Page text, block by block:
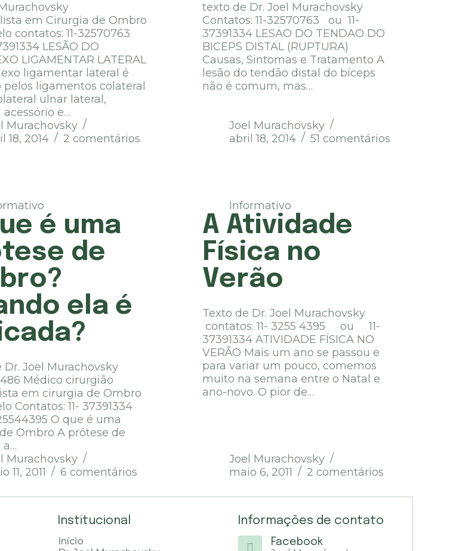
Murachovsky
em Cirurgia de Ombro
contatos: 11-32570763
LESÃO DO
LIGAMENTAR LATERAL
ligamentar lateral é
ligamentos colateral
ulnar lateral,
e…
Murachovsky
18, 2014
2 comentários
texto de Dr. Joel Murachovsky
Contatos: 11-32570763 ou 11-
37391334 LESAO DO TENDAO DO
BICEPS DISTAL (RUPTURA)
Causas, Sintomas e Tratamento A
lesão do tendão distal do bíceps
não é comum, mas…
Joel Murachovsky
abril 18, 2014
51 comentários
é uma
de
ela é
Dr. Joel Murachovsky
Médico cirurgião
em cirurgia de Ombro
Contatos: 11- 37391334
O que é uma
Ombro A prótese de
a…
Murachovsky
11, 2011
6 comentários
Informativo
A Atividade
Física no
Verão
Texto de Dr. Joel Murachovsky
contatos: 11- 3255 4395 ou 11-
37391334 ATIVIDADE FÍSICA NO
VERÃO Mais um ano se passou e
para variar um pouco, comemos
muito na semana entre o Natal e
ano-novo. O pior de…
Joel Murachovsky
maio 6, 2011
2 comentários
Institucional
Início
Informações de contato
Facebook